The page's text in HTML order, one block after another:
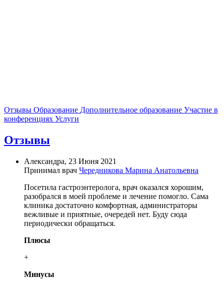
Отзывы Образование Дополнительное образование Участие в
конференциях Услуги
Отзывы
Александра, 23 Июня 2021
Принимал врач Чередникова Марина Анатольевна
Посетила гастроэнтеролога, врач оказался хорошим,
разобрался в моей проблеме и лечение помогло. Сама
клиника достаточно комфортная, администраторы
вежливые и приятные, очередей нет. Буду сюда
периодически обращаться.
Плюсы
+
Минусы